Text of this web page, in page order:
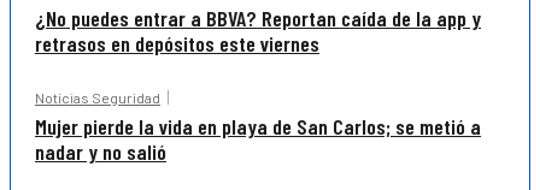
¿No puedes entrar a BBVA? Reportan caída de la app y
retrasos en depósitos este viernes
Noticias Seguridad
Mujer pierde la vida en playa de San Carlos; se metió a
nadar y no salió